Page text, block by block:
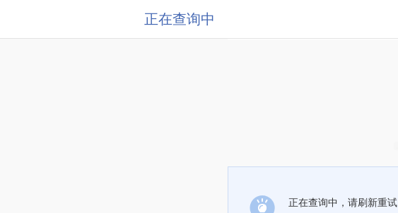
正在查询中
正在查询中，请刷新重试